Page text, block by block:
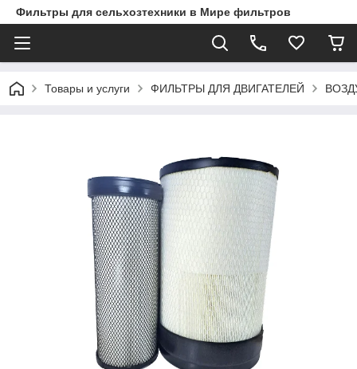
Фильтры для сельхозтехники в Мире фильтров
Товары и услуги ФИЛЬТРЫ ДЛЯ ДВИГАТЕЛЕЙ